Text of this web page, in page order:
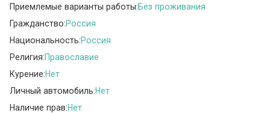
Приемлемые варианты работы:Без проживания
Гражданство:Россия
Национальность:Россия
Религия:Православие
Курение:Нет
Личный автомобиль:Нет
Наличие прав:Нет